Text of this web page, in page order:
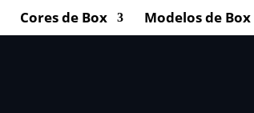
Cores de Box Modelos de Box